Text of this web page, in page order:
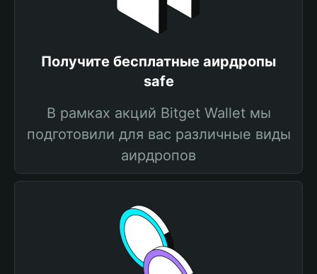
Получите бесплатные аирдропы
safe
В рамках акций Bitget Wallet мы
подготовили для вас различные виды
аирдропов